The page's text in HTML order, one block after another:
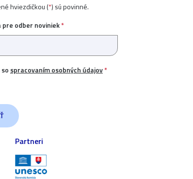
hviezdičkou (*) sú povinné.
pre odber noviniek*
spracovaním osobných údajov*
Partneri